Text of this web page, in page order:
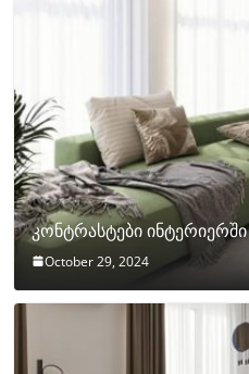
კონტრასტები ინტერიერში
October 29, 2024